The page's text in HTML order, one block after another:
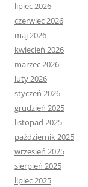
lipiec 2026
czerwiec 2026
maj 2026
kwiecień 2026
marzec 2026
luty 2026
styczeń 2026
grudzień 2025
listopad 2025
październik 2025
wrzesień 2025
sierpień 2025
lipiec 2025